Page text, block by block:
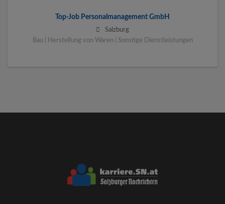
Top-Job Personalmanagement GmbH
Salzburg
Bau | Herstellung von Waren | Sonstige Dienstleistungen